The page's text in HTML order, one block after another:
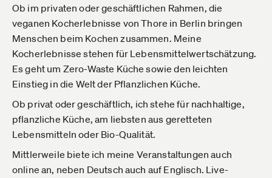
Ob im privaten oder geschäftlichen Rahmen, die
veganen Kocherlebnisse von Thore in Berlin bringen
Menschen beim Kochen zusammen. Meine
Kocherlebnisse stehen für Lebensmittelwertschätzung.
Es geht um Zero-Waste Küche sowie den leichten
Einstieg in die Welt der Pflanzlichen Küche.
Ob privat oder geschäftlich, ich stehe für nachhaltige,
pflanzliche Küche, am liebsten aus geretteten
Lebensmitteln oder Bio-Qualität.
Mittlerweile biete ich meine Veranstaltungen auch
online an, neben Deutsch auch auf Englisch. Live-